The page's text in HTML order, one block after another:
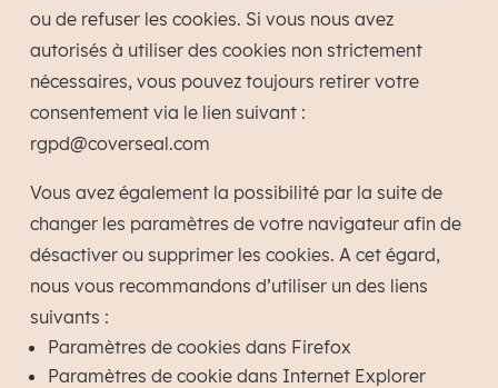
ou de refuser les cookies. Si vous nous avez
autorisés à utiliser des cookies non strictement
nécessaires, vous pouvez toujours retirer votre
consentement via le lien suivant :
rgpd@coverseal.com
Vous avez également la possibilité par la suite de
changer les paramètres de votre navigateur afin de
désactiver ou supprimer les cookies. A cet égard,
nous vous recommandons d’utiliser un des liens
suivants :
Paramètres de cookies dans Firefox
Paramètres de cookie dans Internet Explorer